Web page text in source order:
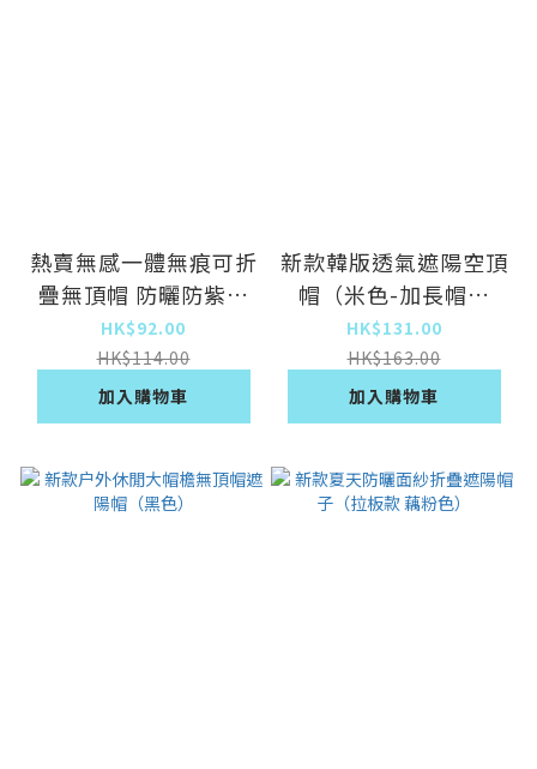
熱賣無感一體無痕可折
疊無頂帽 防曬防紫外
遮陽帽( 米色)
HK$92.00
HK$114.00
加入購物車
新款韓版透氣遮陽空頂
帽（米色-加長帽檐
12cm）
HK$131.00
HK$163.00
加入購物車